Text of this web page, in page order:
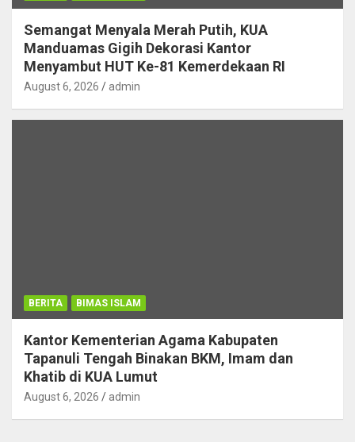
Semangat Menyala Merah Putih, KUA
Manduamas Gigih Dekorasi Kantor
Menyambut HUT Ke-81 Kemerdekaan RI
August 6, 2026 admin
BERITA BIMAS ISLAM
Kantor Kementerian Agama Kabupaten
Tapanuli Tengah Binakan BKM, Imam dan
Khatib di KUA Lumut
August 6, 2026 admin